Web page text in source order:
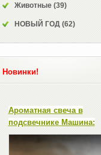
Животные (39)
НОВЫЙ ГОД (62)
Новинки!
Ароматная свеча в
подсвечнике Машина: